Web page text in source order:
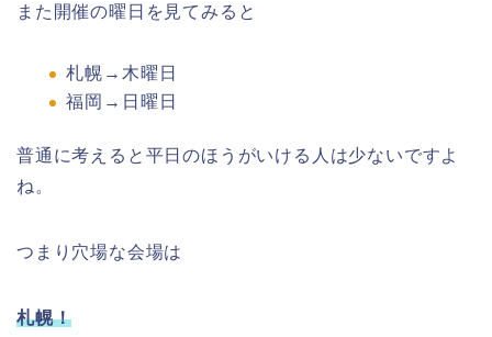
また開催の曜日を見てみると
札幌→木曜日
福岡→日曜日
普通に考えると平日のほうがいける人は少ないですよ
ね。
つまり穴場な会場は
札幌！